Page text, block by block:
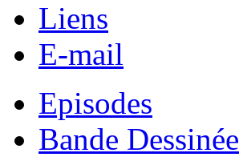
Liens
E-mail
Episodes
Bande Dessinée